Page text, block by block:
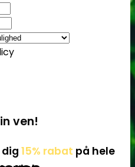
ven!
15% rabat på hele